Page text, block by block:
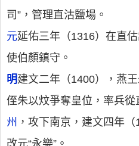
司”，管理直沽鹽場。
元延佑三年（1316）在直
使伯顏鎮守。
明建文二年（1400），燕
侄朱以炆爭奪皇位，率兵從
州 ，攻下南京，建文四年
改元“永樂”。